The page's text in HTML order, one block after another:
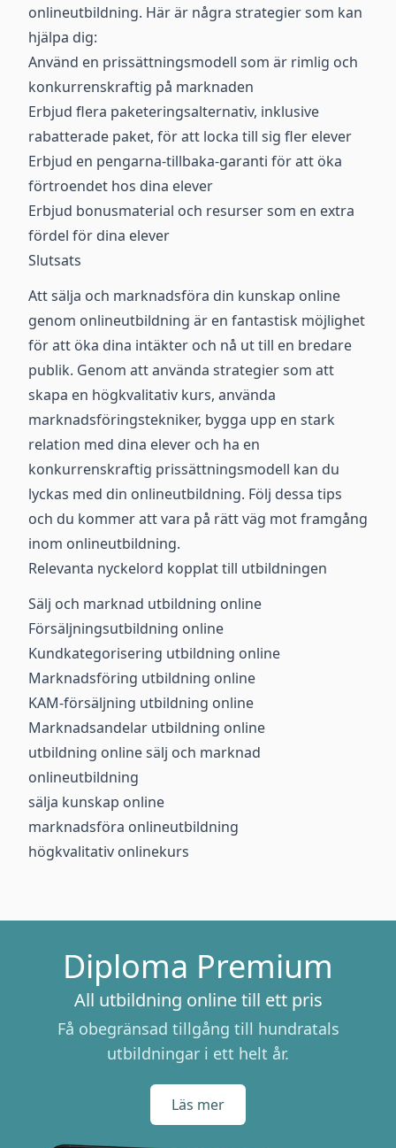
onlineutbildning. Här är några strategier som kan
hjälpa dig:
Använd en prissättningsmodell som är rimlig och
konkurrenskraftig på marknaden
Erbjud flera paketeringsalternativ, inklusive
rabatterade paket, för att locka till sig fler elever
Erbjud en pengarna-tillbaka-garanti för att öka
förtroendet hos dina elever
Erbjud bonusmaterial och resurser som en extra
fördel för dina elever
Slutsats
Att sälja och marknadsföra din kunskap online
genom onlineutbildning är en fantastisk möjlighet
för att öka dina intäkter och nå ut till en bredare
publik. Genom att använda strategier som att
skapa en högkvalitativ kurs, använda
marknadsföringstekniker, bygga upp en stark
relation med dina elever och ha en
konkurrenskraftig prissättningsmodell kan du
lyckas med din onlineutbildning. Följ dessa tips
och du kommer att vara på rätt väg mot framgång
inom onlineutbildning.
Relevanta nyckelord kopplat till utbildningen
Sälj och marknad utbildning online
Försäljningsutbildning online
Kundkategorisering utbildning online
Marknadsföring utbildning online
KAM-försäljning utbildning online
Marknadsandelar utbildning online
utbildning online sälj och marknad
onlineutbildning
sälja kunskap online
marknadsföra onlineutbildning
högkvalitativ onlinekurs
Diploma Premium
All utbildning online till ett pris
Få obegränsad tillgång till hundratals
utbildningar i ett helt år.
Läs mer